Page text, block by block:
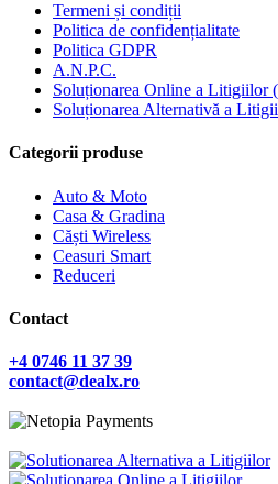
Termeni și condiții
Politica de confidențialitate
Politica GDPR
A.N.P.C.
Soluționarea Online a Litigiilor
Soluționarea Alternativă a
Categorii produse
Auto & Moto
Casa & Gradina
Căști Wireless
Ceasuri Smart
Reduceri
Contact
+4 0746 11 37 39
contact@dealx.ro